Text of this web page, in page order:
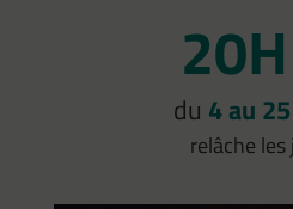
du 4 au
relâche